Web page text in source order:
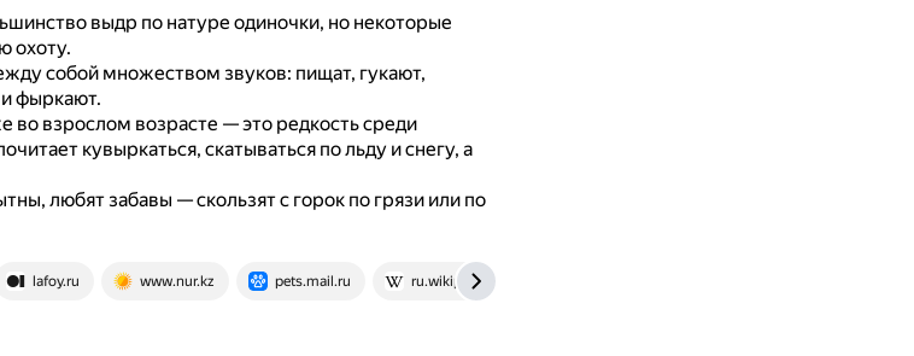
выдр по натуре одиночки, но некоторые
охоту.
собой множеством звуков: пищат, гукают,
фыркают.
во взрослом возрасте — это редкость среди
кувыркаться, скатываться по льду и снегу, а
любят забавы — скользят с горок по грязи или по
lafoy.ru www.nur.kz pets.mail.ru ru.wikipedia.org